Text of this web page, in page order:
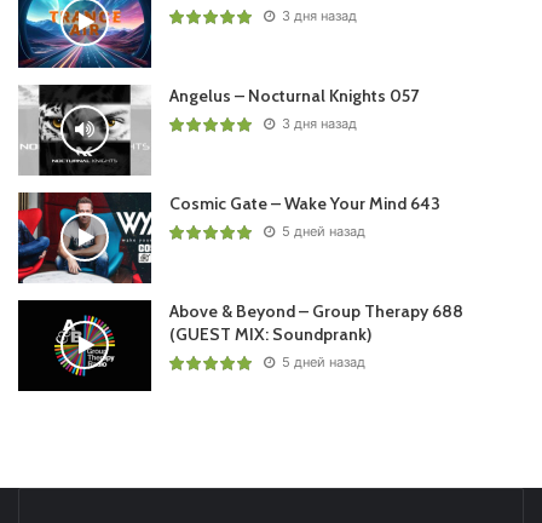
3 дня назад
Angelus – Nocturnal Knights 057
3 дня назад
Cosmic Gate – Wake Your Mind 643
5 дней назад
Above & Beyond – Group Therapy 688
(GUEST MIX: Soundprank)
5 дней назад